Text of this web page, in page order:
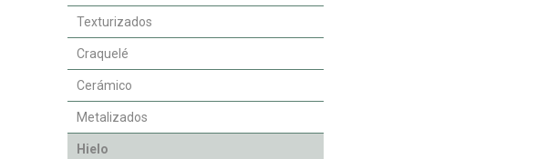
Texturizados
Craquelé
Cerámico
Metalizados
Hielo